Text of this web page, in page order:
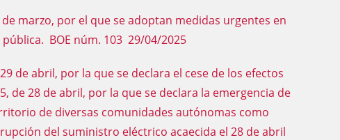
marzo, por el que se adoptan medidas urgentes en
BOE núm. 103 29/04/2025
de abril, por la que se declara el cese de los efectos
de 28 de abril, por la que se declara la emergencia de
de diversas comunidades autónomas como
del suministro eléctrico acaecida el 28 de abril